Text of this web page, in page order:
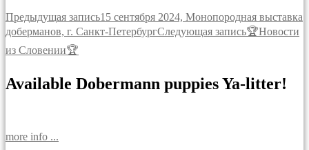
Навигация
по
записям
Предыдущая запись15 сентября 2024, Монопородная выставка
доберманов, г. Санкт-ПетербургСледующая запись🏆Новости
из Словении🏆
Available Dobermann puppies Ya-litter!
more info ...